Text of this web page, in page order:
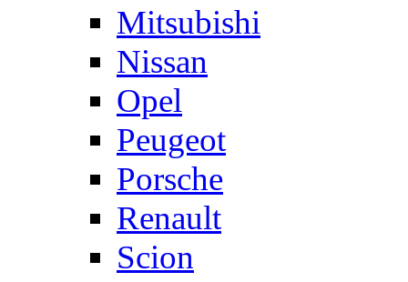
Mitsubishi
Nissan
Opel
Peugeot
Porsche
Renault
Scion